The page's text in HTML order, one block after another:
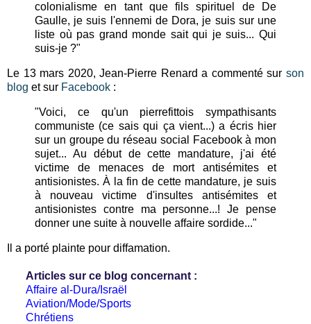
colonialisme en tant que fils spirituel de De
Gaulle, je suis l'ennemi de Dora, je suis sur une
liste où pas grand monde sait qui je suis... Qui
suis-je ?"
Le 13 mars 2020, Jean-Pierre Renard a commenté sur son
blog et sur Facebook :
"Voici, ce qu'un pierrefittois sympathisants
communiste (ce sais qui ça vient...) a écris hier
sur un groupe du réseau social Facebook à mon
sujet... Au début de cette mandature, j'ai été
victime de menaces de mort antisémites et
antisionistes. À la fin de cette mandature, je suis
à nouveau victime d'insultes antisémites et
antisionistes contre ma personne...! Je pense
donner une suite à nouvelle affaire sordide..."
Il a porté plainte pour diffamation.
Articles sur ce blog concernant :
Affaire al-Dura/Israël
Aviation/Mode/Sports
Chrétiens